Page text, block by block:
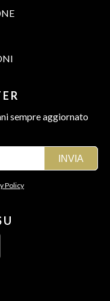
sempre aggiornato
Policy